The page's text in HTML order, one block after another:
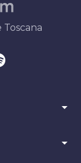
arrow_drop_down
arrow_drop_down